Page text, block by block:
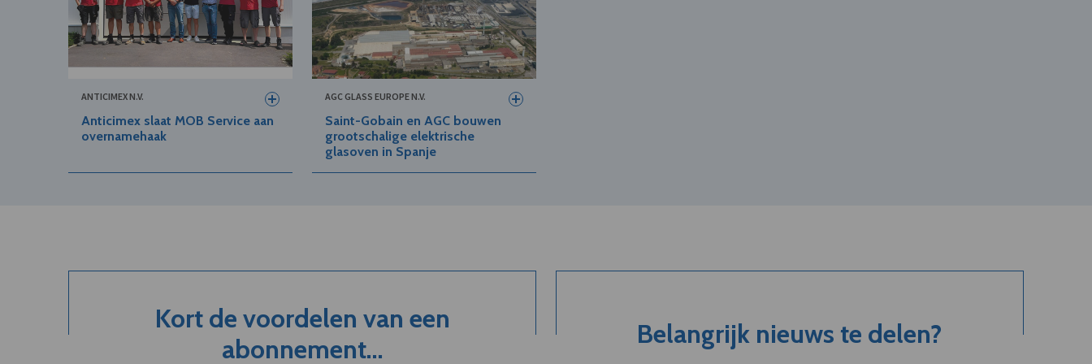
ANTICIMEX N.V.
Anticimex slaat MOB Service aan
overnamehaak
AGC GLASS EUROPE N.V.
Saint-Gobain en AGC bouwen
grootschalige elektrische
glasoven in Spanje
Kort de voordelen van een
abonnement...
Belangrijk nieuws te delen?